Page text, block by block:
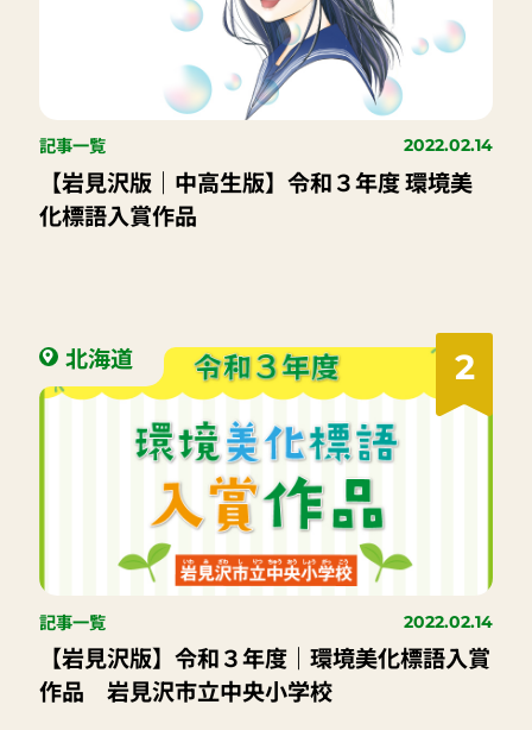
記事一覧 2022.02.14
【岩見沢版｜中高生版】令和３年度 環境美
化標語入賞作品
2
北海道
記事一覧 2022.02.14
【岩見沢版】令和３年度｜環境美化標語入賞
作品 岩見沢市立中央小学校